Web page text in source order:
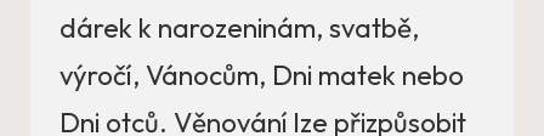
dárek k narozeninám, svatbě,
výročí, Vánocům, Dni matek nebo
Dni otců. Věnování lze přizpůsobit